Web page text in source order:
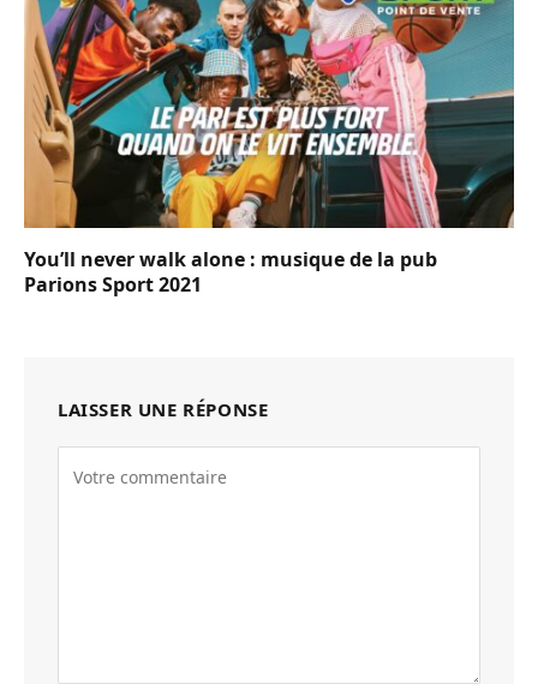
You’ll never walk alone : musique de la pub
Parions Sport 2021
LAISSER UNE RÉPONSE